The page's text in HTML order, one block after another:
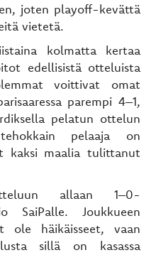
joten playoff-kevättä
vietetä.
kolmatta kertaa
edellisistä otteluista
voittivat omat
parempi 4–1,
pelatun ottelun
pelaaja on
kaksi maalia tulittanut
allaan 1–0-
SaiPalle. Joukkueen
ole häikäisseet, vaan
sillä on kasassa